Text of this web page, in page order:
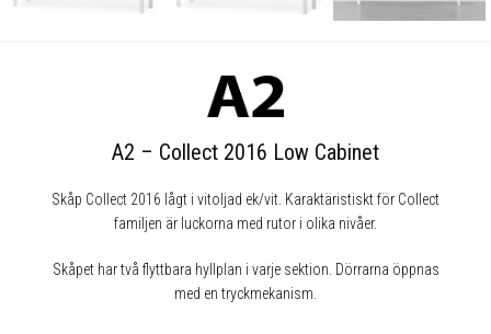
A2 – Collect 2016 Low Cabinet
Skåp Collect 2016 lågt i vitoljad ek/vit. Karaktäristiskt för Collect
familjen är luckorna med rutor i olika nivåer.
Skåpet har två flyttbara hyllplan i varje sektion. Dörrarna öppnas
med en tryckmekanism.